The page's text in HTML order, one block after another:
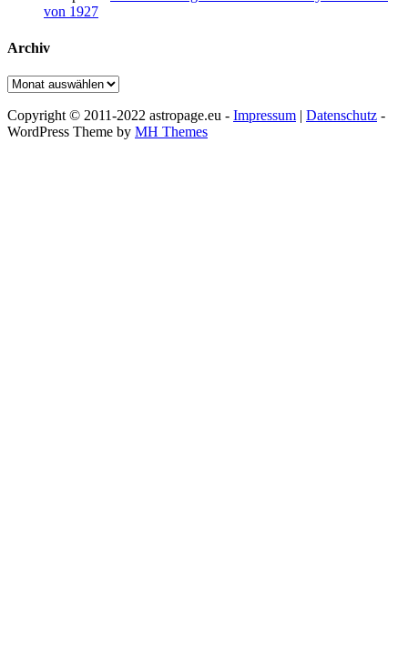
von 1927
Archiv
Archiv
Copyright © 2011-2022 astropage.eu - Impressum | Datenschutz -
WordPress Theme by MH Themes